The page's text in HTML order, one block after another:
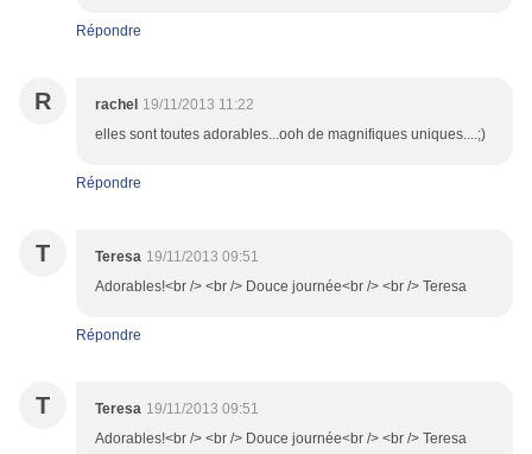
Répondre
R rachel 19/11/2013 11:22
elles sont toutes adorables...ooh de magnifiques uniques....;)
Répondre
T Teresa 19/11/2013 09:51
Adorables!<br /> <br /> Douce journée<br /> <br /> Teresa
Répondre
T Teresa 19/11/2013 09:51
Adorables!<br /> <br /> Douce journée<br /> <br /> Teresa